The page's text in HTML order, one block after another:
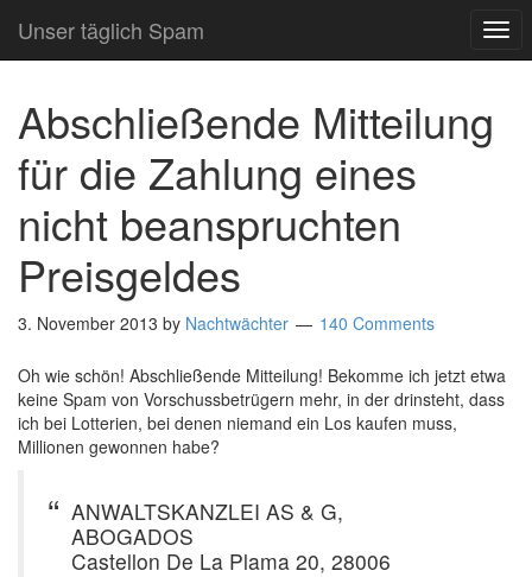
Unser täglich Spam
Abschließende Mitteilung
für die Zahlung eines
nicht beanspruchten
Preisgeldes
3. November 2013 by Nachtwächter 140 Comments
Oh wie schön! Abschließende Mitteilung! Bekomme ich jetzt etwa
keine Spam von Vorschussbetrügern mehr, in der drinsteht, dass
ich bei Lotterien, bei denen niemand ein Los kaufen muss,
Millionen gewonnen habe?
ANWALTSKANZLEI AS & G,
ABOGADOS
Castellon De La Plama 20, 28006